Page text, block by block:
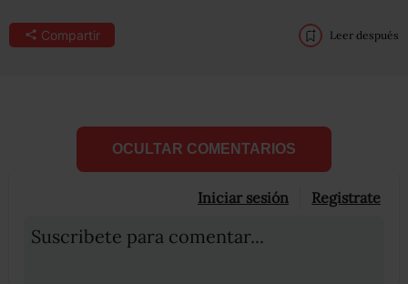
Compartir Leer después
OCULTAR COMENTARIOS
Iniciar sesión Registrate
Suscribete para comentar...